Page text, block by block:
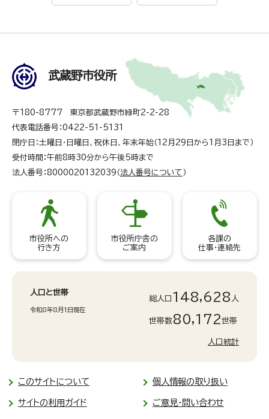
武蔵野市役所
〒180-8777 東京都武蔵野市緑町2-2-28
代表電話番号：0422-51-5131
閉庁日：土曜日・日曜日、祝休日、年末年始（12月29日から1月3日まで）
受付時間：午前8時30分から午後5時まで
法人番号：8000020132039（ 法人番号について ）
市役所への
行き方
市役所庁舎の
ご案内
各課の
仕事・連絡先
人口と世帯
令和8年8月1日現在
総人口 148,628 人
世帯数80,172世帯
人口統計
このサイトについて 個人情報の取り扱い
サイトの利用ガイド ご意見・問い合わせ